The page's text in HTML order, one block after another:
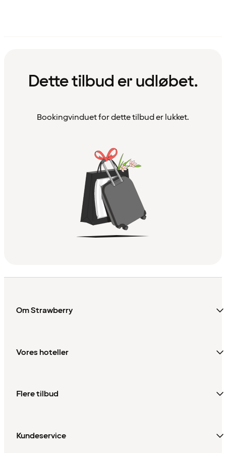
Dette tilbud er udløbet.
Bookingvinduet for dette tilbud er lukket.
Om Strawberry
Vores hoteller
Flere tilbud
Kundeservice